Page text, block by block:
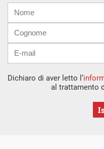
mail
Dichiaro di aver letto l’
al trattamento